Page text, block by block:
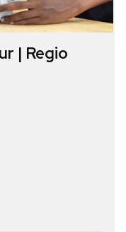
| Regio